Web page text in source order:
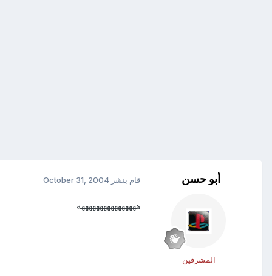
أبو حسن
المشرفين
قام بنشر October 31, 2004
ههههههههههههههههه